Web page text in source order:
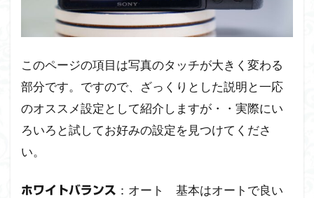
このページの項目は写真のタッチが大きく変わる
部分です。ですので、ざっくりとした説明と一応
のオススメ設定として紹介しますが・・実際にい
ろいろと試してお好みの設定を見つけてくださ
い。
ホワイトバランス ：オート 基本はオートで良い